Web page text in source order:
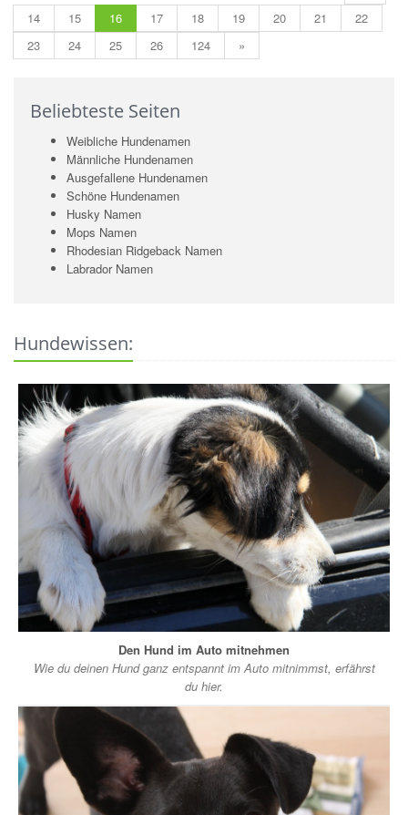
14
15 16 17 18 19 20 21
22
23
24 25 26 124 »
Beliebteste Seiten
Weibliche Hundenamen
Männliche Hundenamen
Ausgefallene Hundenamen
Schöne Hundenamen
Husky Namen
Mops Namen
Rhodesian Ridgeback Namen
Labrador Namen
Hundewissen:
Den Hund im Auto mitnehmen
Wie du deinen Hund ganz entspannt im Auto mitnimmst, erfährst
du hier.